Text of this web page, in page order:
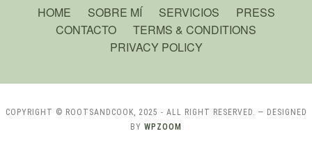
HOME SOBRE MÍ SERVICIOS
PRESS
CONTACTO
TERMS & CONDITIONS
PRIVACY POLICY
COPYRIGHT © ROOTSANDCOOK, 2025 - ALL RIGHT RESERVED. — DESIGNED
BY WPZOOM